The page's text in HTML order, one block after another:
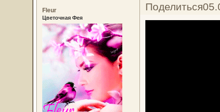
Поделиться
Fleur
Цветочная Фея